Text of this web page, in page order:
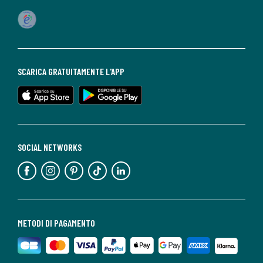
METODI DI PAGAMENTO
SOCIAL NETWORKS
SCARICA GRATUITAMENTE L'APP